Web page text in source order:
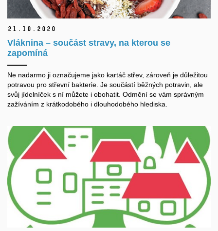
21. 10. 2020
Vláknina – součást stravy, na kterou se
zapomíná
Ne nadarmo ji označujeme jako kartáč střev, zároveň je důležitou
potravou pro střevní bakterie. Je součástí běžných potravin, ale
svůj jídelníček s ní můžete i obohatit. Odmění se vám správným
zažíváním z krátkodobého i dlouhodobého hlediska.